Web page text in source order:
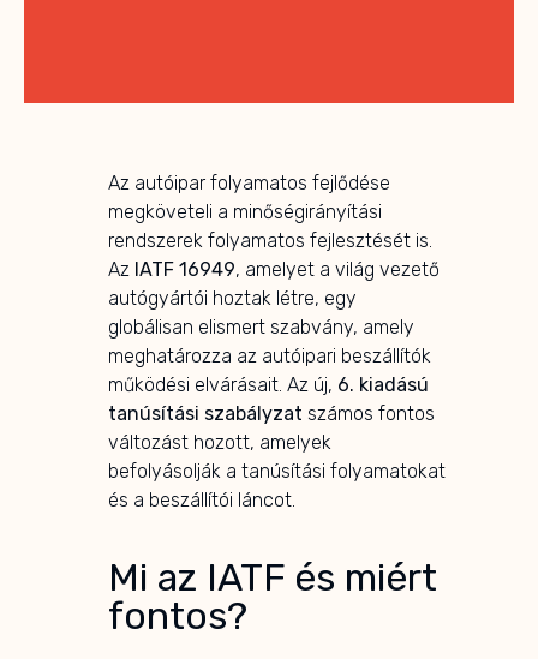
Az autóipar folyamatos fejlődése
megköveteli a minőségirányítási
rendszerek folyamatos fejlesztését is.
Az IATF 16949, amelyet a világ vezető
autógyártói hoztak létre, egy
globálisan elismert szabvány, amely
meghatározza az autóipari beszállítók
működési elvárásait. Az új, 6. kiadású
tanúsítási szabályzat számos fontos
változást hozott, amelyek
befolyásolják a tanúsítási folyamatokat
és a beszállítói láncot.
Mi az IATF és miért
fontos?